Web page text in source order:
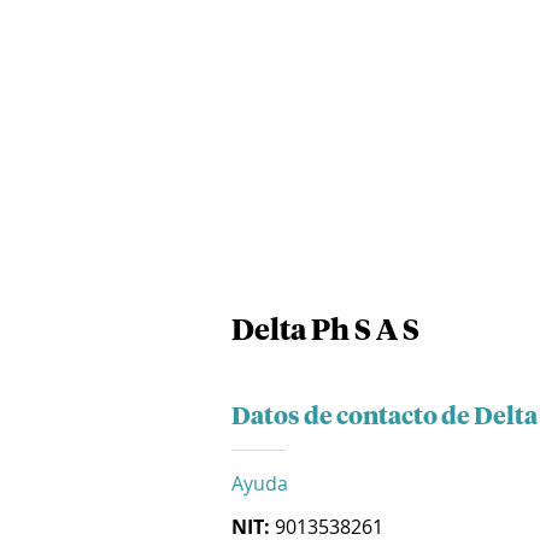
Delta Ph S A S
Datos de contacto de Delta
Ayuda
NIT: 9013538261